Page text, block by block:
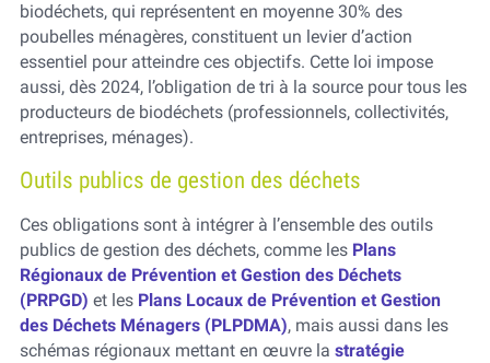
biodéchets, qui représentent en moyenne 30% des
poubelles ménagères, constituent un levier d’action
essentiel pour atteindre ces objectifs. Cette loi impose
aussi, dès 2024, l’obligation de tri à la source pour tous les
producteurs de biodéchets (professionnels, collectivités,
entreprises, ménages).
Outils publics de gestion des déchets
Ces obligations sont à intégrer à l’ensemble des outils
publics de gestion des déchets, comme les Plans
Régionaux de Prévention et Gestion des Déchets
(PRPGD) et les Plans Locaux de Prévention et Gestion
des Déchets Ménagers (PLPDMA), mais aussi dans les
schémas régionaux mettant en œuvre la stratégie